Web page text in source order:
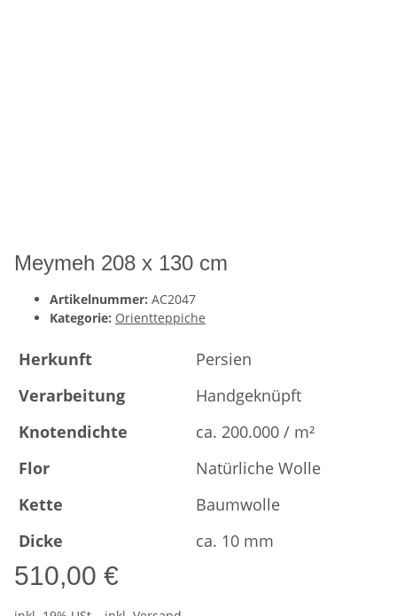
Meymeh 208 x 130 cm
Artikelnummer: AC2047
Kategorie: Orientteppiche
Herkunft
Persien
Verarbeitung
Handgeknüpft
Knotendichte
ca. 200.000 / m²
Flor
Natürliche Wolle
Kette
Baumwolle
Dicke
ca. 10 mm
510,00 €